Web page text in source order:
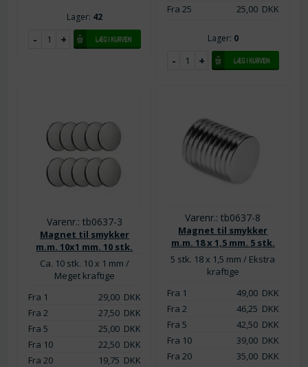
Lager: 42
Fra 25
25,00 DKK
Lager: 0
Varenr.: tb0637-3
Magnet til smykker
m.m. 10x1 mm. 10 stk.
Ca. 10 stk. 10 x 1 mm /
Meget kraftige
Fra 1
29,00DKK
Fra 2
27,50DKK
Fra 5
25,00DKK
Fra 10
22,50DKK
Fra 20
19,75 DKK
Varenr.: tb0637-8
Magnet til smykker
m.m. 18 x 1,5 mm. 5 stk.
5 stk. 18 x 1,5 mm / Ekstra
kraftige
Fra 1
49,00 DKK
Fra 2
46,25 DKK
Fra 5
42,50 DKK
Fra 10
39,00 DKK
Fra 20
35,00 DKK